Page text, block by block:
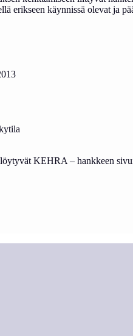
erikseen käynnissä olevat
KEHRA – hankkeen